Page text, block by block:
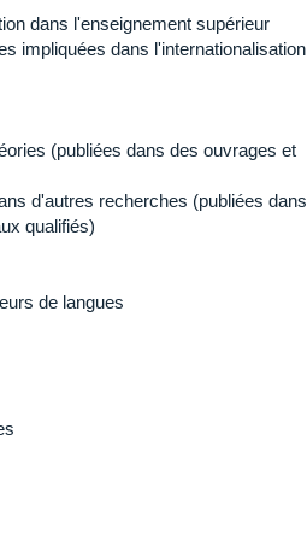
dans l'enseignement supérieur
impliquées dans l'internationalisation
(publiées dans des ouvrages et
d'autres recherches (publiées dans
qualifiés)
de langues